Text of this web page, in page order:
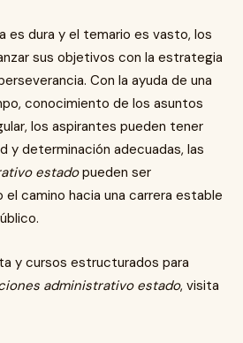
es dura y el temario es vasto, los
sus objetivos con la estrategia
Con la ayuda de una
conocimiento de los asuntos
los aspirantes pueden tener
y determinación adecuadas, las
estadopueden ser
camino hacia una carrera estable
y cursos estructurados para
administrativo estado, visita